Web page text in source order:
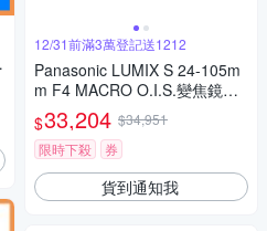
12/31前滿3萬登記送1212
Panasonic LUMIX S 24-105m
m F4 MACRO O.I.S.變焦鏡頭
公司貨 S-R24105
$33,204 $34,951
限時下殺
券
貨到通知我